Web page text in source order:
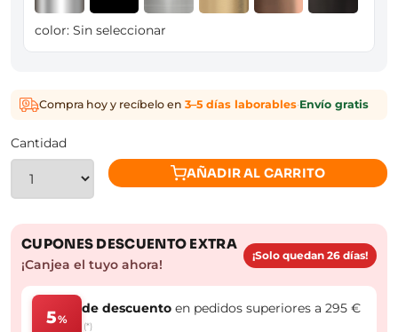
color: Sin seleccionar
Compra hoy y recíbelo en 3–5 días laborables·Envío gratis
Cantidad
AÑADIR AL CARRITO
CUPONES DESCUENTO EXTRA
¡Canjea el tuyo ahora!
¡Solo quedan 26 días!
5%
de descuento en pedidos superiores a 295 €
(*)